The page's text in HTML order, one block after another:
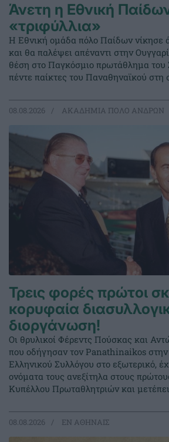
Άνετη η Εθνική
«τριφύλλια»
Η Εθνική ομάδα πόλο Παίδων νίκησε
και θα παλέψει απέναντι στην
θέση στο Παγκόσμιο πρωτάθλημα του
πέντε παίκτες του Παναθηναϊκού στη
08.08.2026 ΑΚΑΔΗΜΙΑ ΠΟΛΟ ΑΝΔΡΩΝ
Τρεις φορές πρώτοι
κορυφαία
διοργάνωση!
Οι θρυλικοί Φέρεντς Πούσκας και
που οδήγησαν τον Panathinaikos στην
Ελληνικού Συλλόγου στο εξωτερικό,
ονόματα τους ανεξίτηλα στους
Κυπέλλου Πρωταθλητριών και
08.08.2026 EΝ ΑΘΗΝΑΙΣ